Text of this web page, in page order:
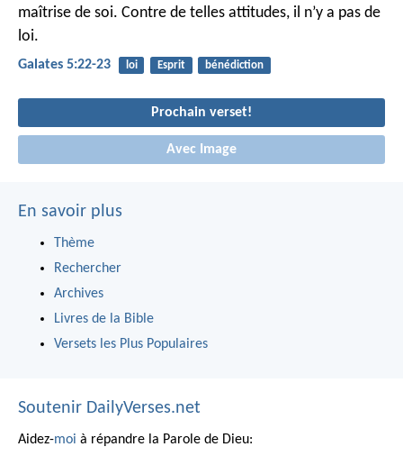
maîtrise de soi. Contre de telles attitudes, il n’y a pas de
loi.
Galates 5:22-23 loi Esprit bénédiction
Prochain verset!
Avec Image
En savoir plus
Thème
Rechercher
Archives
Livres de la Bible
Versets les Plus Populaires
Soutenir DailyVerses.net
Aidez-moi à répandre la Parole de Dieu: